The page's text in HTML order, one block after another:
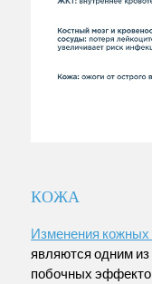
КОЖА
Изменения кожных
являются одним
побочных